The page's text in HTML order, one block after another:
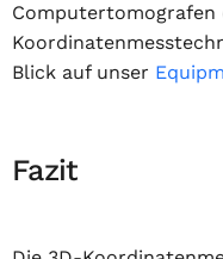
Computertomografen
Blick auf unser
Fazit